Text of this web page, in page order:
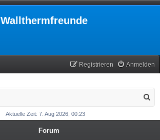
Wallthermfreunde
Anmelden
Registrieren
c
Aktuelle Zeit: 7. Aug 2026, 00:23
Forum